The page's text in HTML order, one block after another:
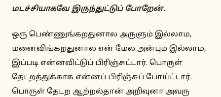
மடச்சியாகவே இருந்துட்டுப் போறேன்.
ஒரு பெண்ணுங்கறதுனால அருளும் இல்லாம,
மனைவிங்கறதுனால என் மேல அன்பும் இல்லாம,
இப்படி என்னவிட்டுப் பிரிஞ்சுட்டார். பொருள்
தேடறத்துக்காக என்னப் பிரிஞ்சுப் போய்ட்டார்.
பொருள் தேடற ஆற்றல்தான் அறிவுனா அவரு